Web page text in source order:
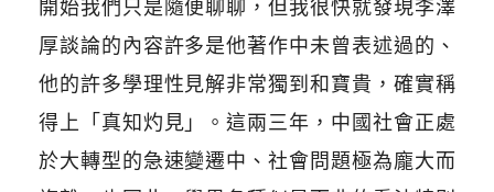
開始我們只是隨便聊聊，但我很快就發現李澤
厚談論的內容許多是他著作中未曾表述過的、
他的許多學理性見解非常獨到和寶貴，確實稱
得上「真知灼見」。這兩三年，中國社會正處
於大轉型的急速變遷中、社會問題極為龐大而